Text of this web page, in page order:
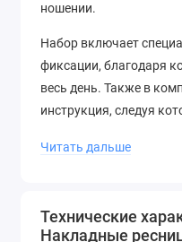
ношении.
Набор включает
фиксации, благодаря
весь день. Также в
инструкция, следуя
и экспериментировать
всегда в центре
Читать дальше
Технические
Накладные